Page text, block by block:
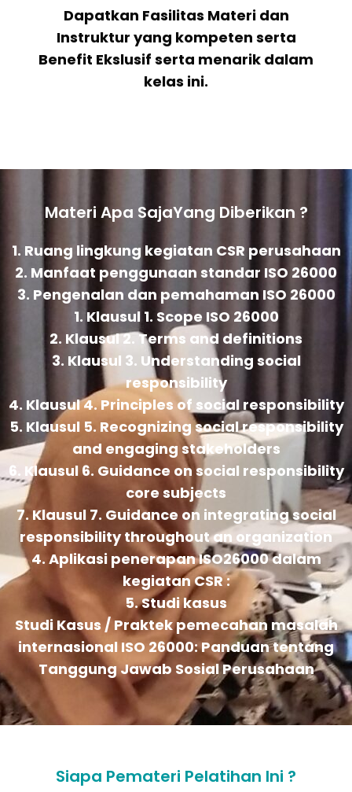
Dapatkan Fasilitas Materi dan
Instruktur yang kompeten serta
Benefit Ekslusif serta menarik dalam
kelas ini.
Materi Apa SajaYang Diberikan ?
1. Ruang lingkung kegiatan CSR perusahaan
2. Manfaat penggunaan standar ISO 26000
3. Pengenalan dan pemahaman ISO 26000
1. Klausul 1. Scope ISO 26000
2. Klausul 2. Terms and definitions
3. Klausul 3. Understanding social
responsibility
4. Klausul 4. Principles of social responsibility
5. Klausul 5. Recognizing social responsibility
and engaging stakeholders
6. Klausul 6. Guidance on social responsibility
core subjects
7. Klausul 7. Guidance on integrating social
responsibility throughout an organization
4. Aplikasi penerapan ISO26000 dalam
kegiatan CSR :
5. Studi kasus
Studi Kasus / Praktek pemecahan masalah
internasional ISO 26000: Panduan tentang
Tanggung Jawab Sosial Perusahaan
Siapa Pemateri Pelatihan Ini ?